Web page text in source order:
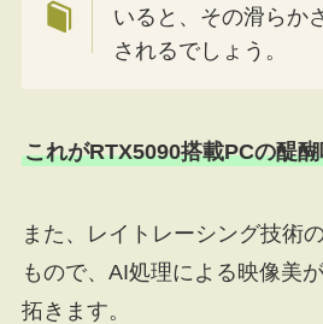
いると、その滑らか
されるでしょう。
これがRTX5090搭載PCの醍
また、レイトレーシング技術
もので、AI処理による映像美
拓きます。